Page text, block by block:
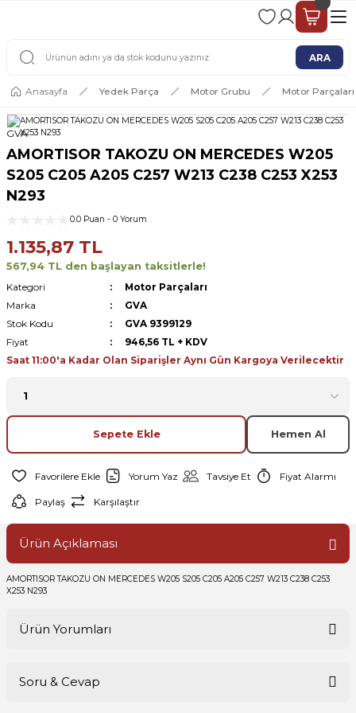
2 - 4 İŞ GÜNÜ İÇERİSİNDE KARGO
ARA
Anasayfa Yedek Parça Motor Grubu Motor Parçaları
GVA
AMORTISOR TAKOZU ON MERCEDES W205
S205 C205 A205 C257 W213 C238 C253 X253
N293
0.0 Puan - 0 Yorum
1.135,87 TL
567,94 TL den başlayan taksitlerle!
Kategori
Motor Parçaları
Marka
GVA
Stok Kodu
GVA 9399129
Fiyat
946,56 TL + KDV
Saat 11:00'a Kadar Olan Siparişler Aynı Gün Kargoya Verilecektir
Sepete Ekle Hemen Al
Yorum Yaz Tavsiye Et Fiyat Alarmı
Paylaş Karşılaştır
Ürün Açıklaması
AMORTISOR TAKOZU ON MERCEDES W205 S205 C205 A205 C257 W213 C238 C253
X253 N293
Ürün Yorumları
Soru & Cevap